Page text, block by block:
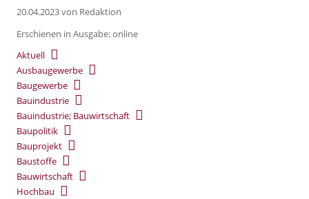
20.04.2023von Redaktion
Erschienen in Ausgabe: online
Aktuell
Ausbaugewerbe
Baugewerbe
Bauindustrie
Bauindustrie; Bauwirtschaft
Baupolitik
Bauprojekt
Baustoffe
Bauwirtschaft
Hochbau